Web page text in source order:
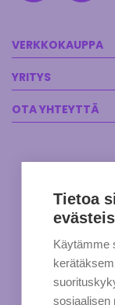
VERKKOKAUPPA
YRITYS
OTA YHTEYTTÄ
Tietoa
Käytämme
sosiaalisen